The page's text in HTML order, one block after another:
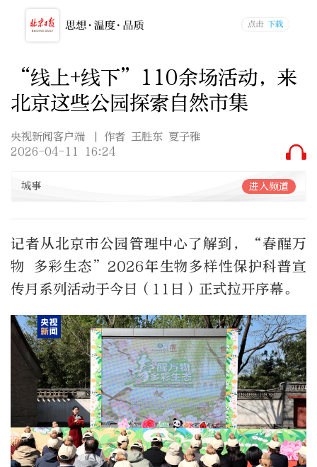
“线上+线下”110余场活动，来
北京这些公园探索自然市集
央视新闻客户端
| 作者 王胜东 夏子雅
2026-04-11 16:24
城事 进入频道
记者从北京市公园管理中心了解到，“春醒万
物 多彩生态”2026年生物多样性保护科普宣
传月系列活动于今日（11日）正式拉开序幕。